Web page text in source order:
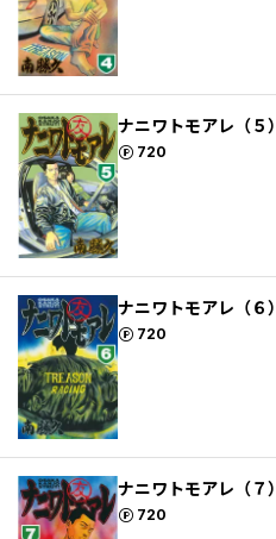
ナニワトモアレ（５）
720
ポイント
ナニワトモアレ（６）
720
ポイント
ナニワトモアレ（７）
720
ポイント